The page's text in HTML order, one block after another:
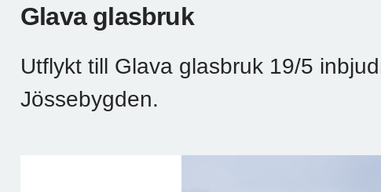
Glava glasbruk
Utflykt till Glava glasbruk 19/5
Jössebygden.